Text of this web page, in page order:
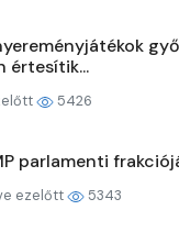
értesítik...
5426
parlamenti
ezelőtt 5343